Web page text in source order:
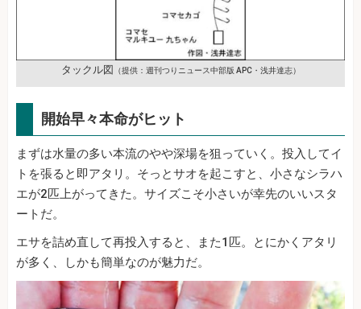
タックル図 （提供：週刊つりニュース中部版 APC・浅井達志）
開始早々本命がヒット
まずは水量の多い本流のやや深場を狙っていく。投入してイ
トを張ると即アタリ。そっとサオを起こすと、小さなシラハ
エが2匹上がってきた。サイズこそ小さいが幸先のいいスタ
ートだ。
エサを詰め直して再投入すると、また1匹。とにかくアタリ
が多く、しかも簡単なのが魅力だ。